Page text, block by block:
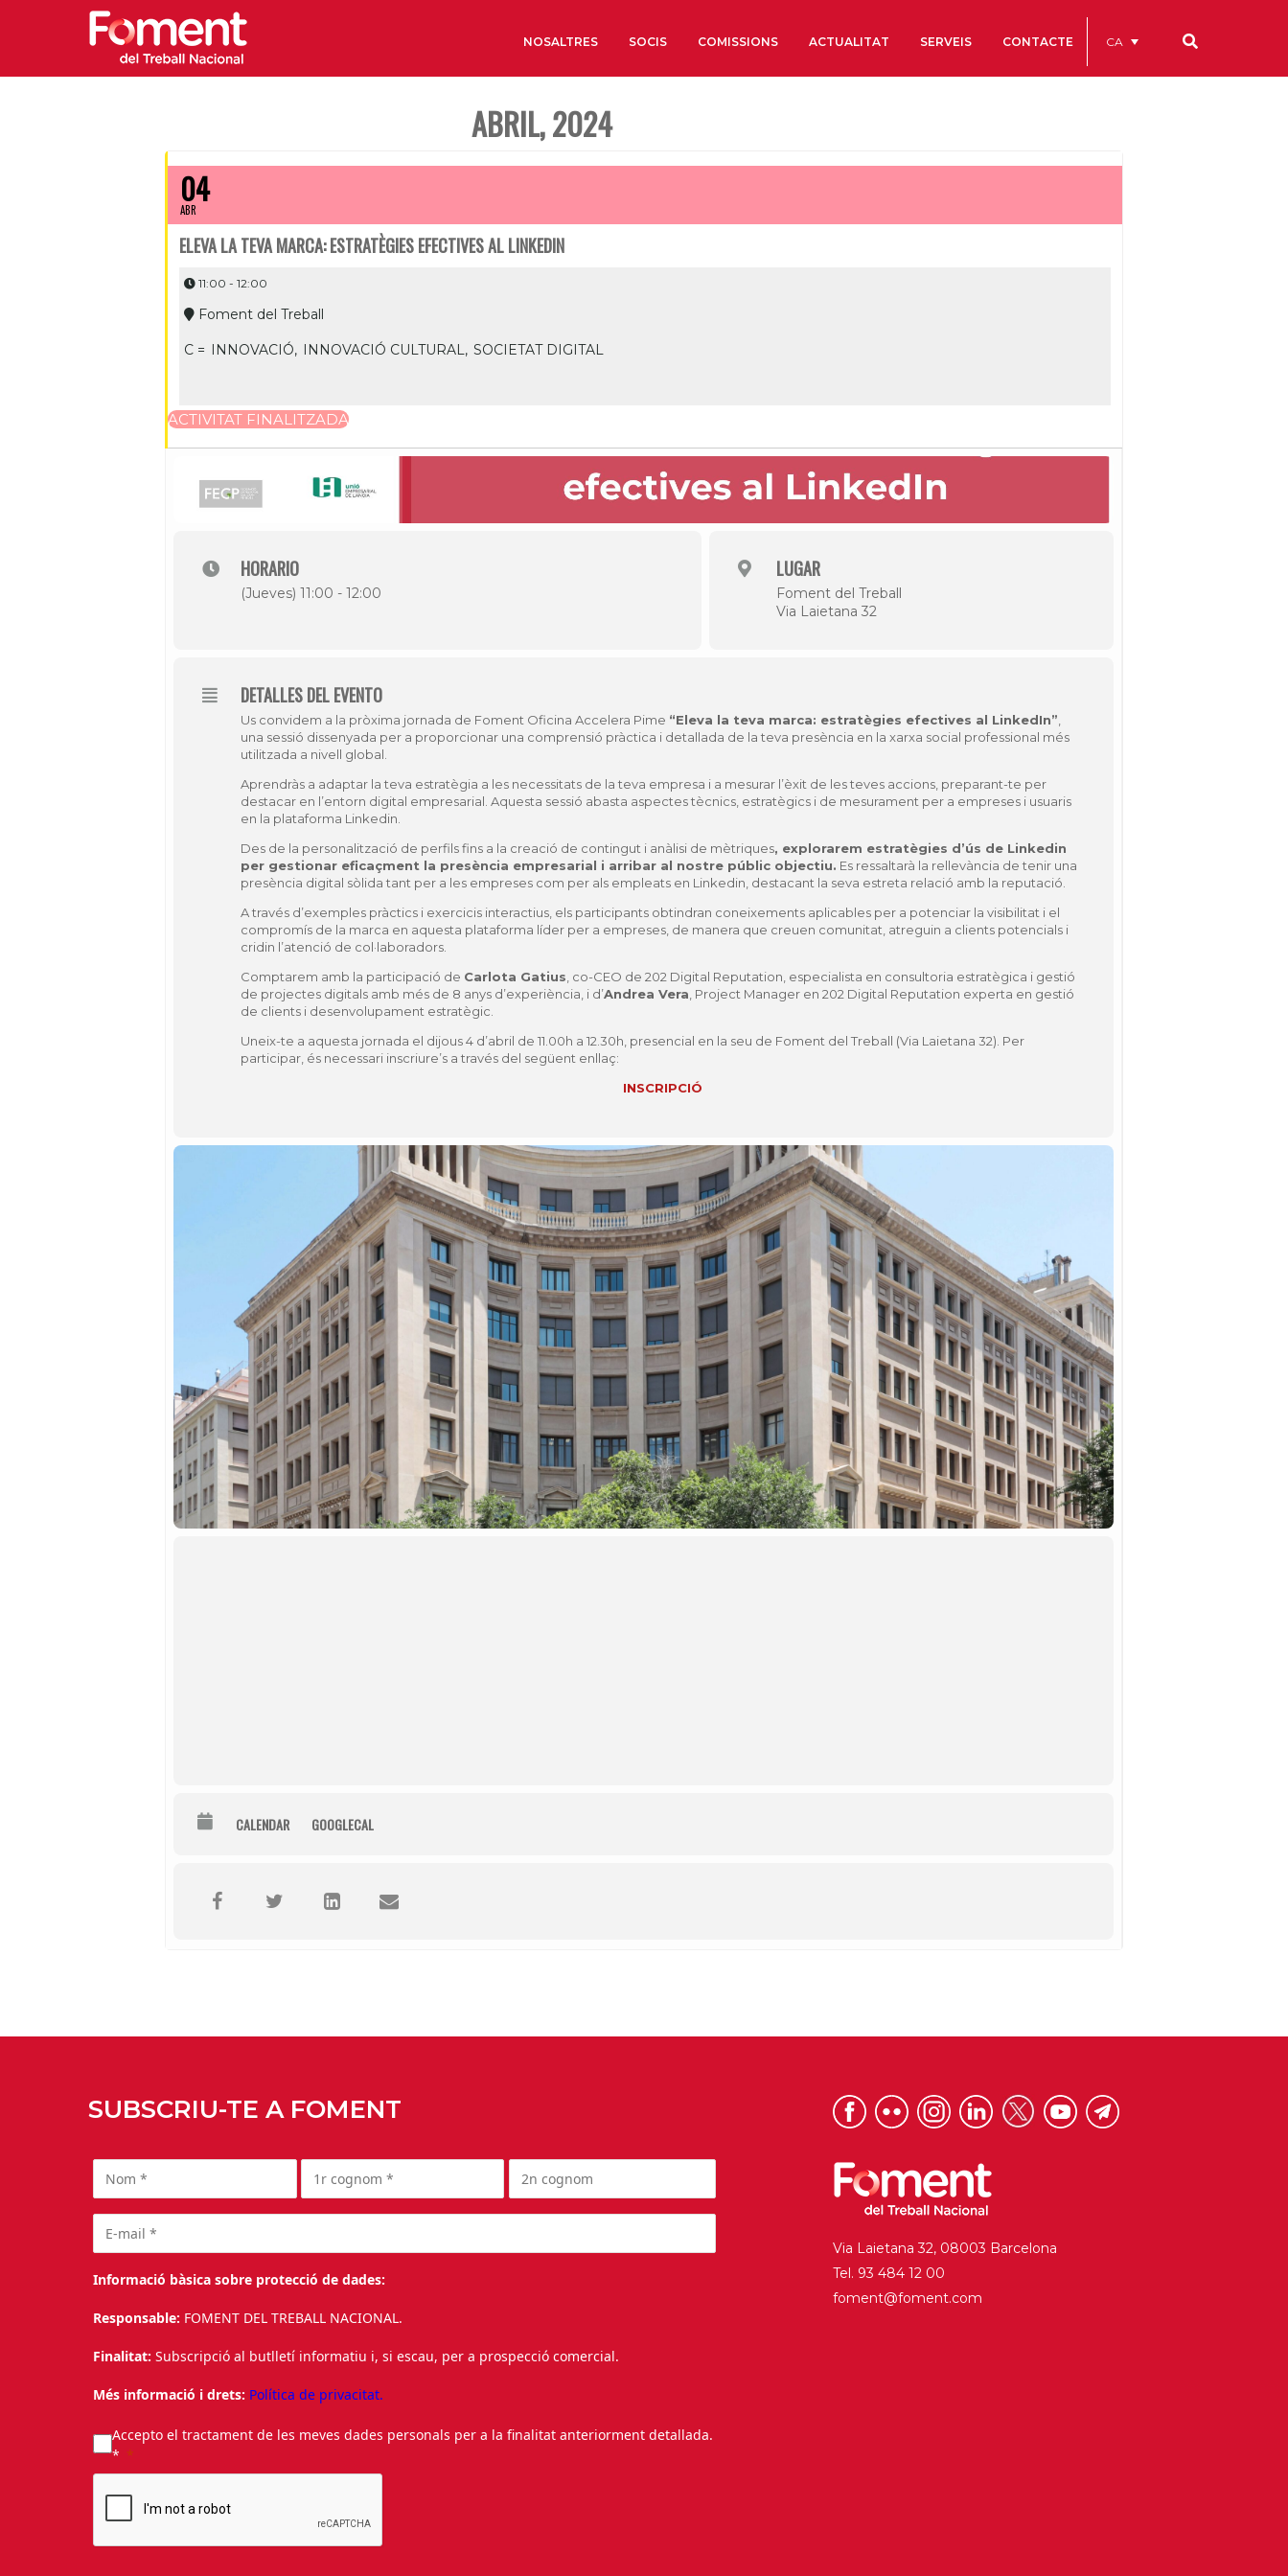
NOSALTRES
Història
Galeria de Presidents
SOCIS COMISSIONS ACTUALITAT SERVEIS CONTACTE CA
ABRIL, 2024
04
ABR
ELEVA LA TEVA MARCA: ESTRATÈGIES EFECTIVES AL LINKEDIN
11:00 - 12:00
Foment del Treball
C = INNOVACIÓ, INNOVACIÓ CULTURAL, SOCIETAT DIGITAL
ACTIVITAT FINALITZADA
HORARIO
(Jueves) 11:00 - 12:00
LUGAR
Foment del Treball
Via Laietana 32
DETALLES DEL EVENTO
Us convidem a la pròxima jornada de Foment Oficina Accelera Pime “Eleva la teva marca: estratègies efectives al LinkedIn”
una sessió dissenyada per a proporcionar una comprensió pràctica i detallada de la teva presència en la xarxa social professional més
utilitzada a nivell global.
Aprendràs a adaptar la teva estratègia a les necessitats de la teva empresa i a mesurar l’èxit de les teves accions, preparant-te per
destacar en l’entorn digital empresarial. Aquesta sessió abasta aspectes tècnics, estratègics i de mesurament per a empreses i usuaris
en la plataforma Linkedin.
Des de la personalització de perfils fins a la creació de contingut i anàlisi de mètriques, explorarem estratègies d’ús de Linkedin
per gestionar eficaçment la presència empresarial i arribar al nostre públic objectiu. Es ressaltarà la rellevància de tenir una
presència digital sòlida tant per a les empreses com per als empleats en Linkedin, destacant la seva estreta relació amb la reputació.
A través d’exemples pràctics i exercicis interactius, els participants obtindran coneixements aplicables per a potenciar la visibilitat i el
compromís de la marca en aquesta plataforma líder per a empreses, de manera que creuen comunitat, atreguin a clients potencials i
cridin l’atenció de col·laboradors.
Comptarem amb la participació de Carlota Gatius , co-CEO de 202 Digital Reputation, especialista en consultoria estratègica i gestió
de projectes digitals amb més de 8 anys d’experiència, i d’Andrea Vera , Project Manager en 202 Digital Reputation experta en gestió
de clients i desenvolupament estratègic.
Uneix-te a aquesta jornada el dijous 4 d’abril de 11.00h a 12.30h, presencial en la seu de Foment del Treball (Via Laietana 32). Per
participar, és necessari inscriure’s a través del següent enllaç:
INSCRIPCIÓ
CALENDAR GOOGLECAL
SUBSCRIU-TE A FOMENT
Informació bàsica sobre protecció de dades:
Responsable: FOMENT DEL TREBALL NACIONAL.
Finalitat: Subscripció al butlletí informatiu i, si escau, per a prospecció comercial.
Més informació i drets: Política de privacitat.
Accepto el tractament de les meves dades personals per a la finalitat anteriorment detallada.
*
Via Laietana 32, 08003 Barcelona
Tel. 93 484 12 00
foment@foment.com